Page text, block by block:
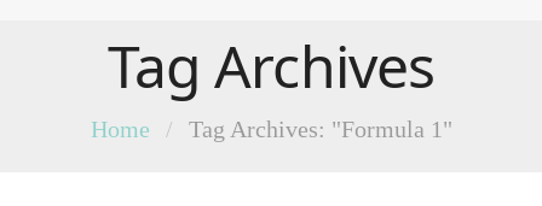
Tag Archives
Home / Tag Archives: "Formula 1"